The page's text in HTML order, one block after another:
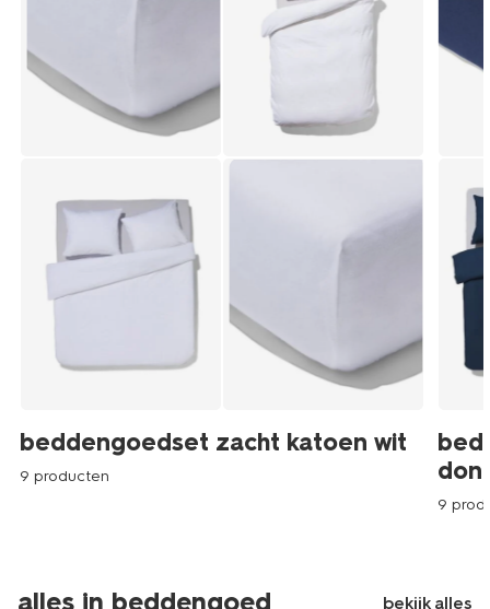
beddengoedset zacht katoen wit
9 producten
9
alles in beddengoed bekijk alles